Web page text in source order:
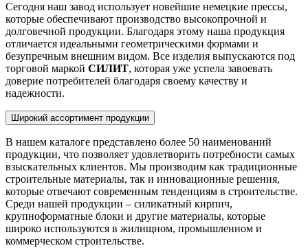
Сегодня наш завод использует новейшие немецкие прессы,
которые обеспечивают производство высокопрочной и
долговечной продукции. Благодаря этому наша продукция
отличается идеальными геометрическими формами и
безупречным внешним видом. Все изделия выпускаются под
торговой маркой СИЛИТ, которая уже успела завоевать
доверие потребителей благодаря своему качеству и
надежности.
Широкий ассортимент продукции
В нашем каталоге представлено более 50 наименований
продукции, что позволяет удовлетворить потребности самых
взыскательных клиентов. Мы производим как традиционные
строительные материалы, так и инновационные решения,
которые отвечают современным тенденциям в строительстве.
Среди нашей продукции – силикатный кирпич,
крупноформатные блоки и другие материалы, которые
широко используются в жилищном, промышленном и
коммерческом строительстве.